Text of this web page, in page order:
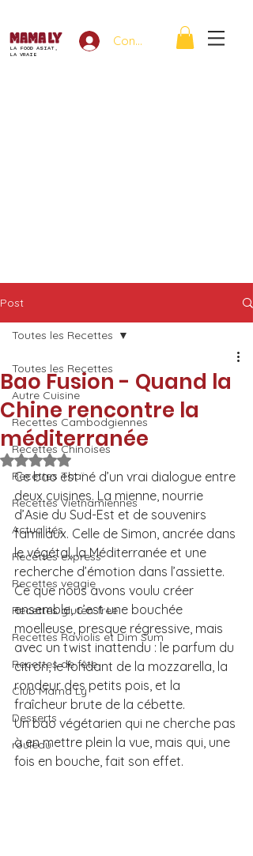
LA FOOD ASIAT,
LA VRAIE
Connexion
Post
Toutes les Recettes
Autre Cuisine
Recettes Cambodgiennes
Recettes Chinoises
Recettes Thaï
Recettes Vietnamiennes
Actualités
Recettes express
Recettes veggie
Recettes gluten-free
Recettes Raviolis et Dim Sum
Recettes de fête
Club Mama Ly
Desserts
rouleau
Toutes les Recettes
Bao Fusion - Quand la
Chine rencontre la
méditerranée
Noté NaN étoiles sur 5.
Ce bao est né d’un vrai dialogue entre
deux cuisines. La mienne, nourrie
d’Asie du Sud-Est et de souvenirs
familiaux. Celle de Simon, ancrée dans
le végétal, la Méditerranée et une
recherche d’émotion dans l’assiette.
Ce que nous avons voulu créer
ensemble, c’est une bouchée
moelleuse, presque régressive, mais
avec un twist inattendu : le parfum du
citron, le fondant de la mozzarella, la
rondeur des petits pois, et la
fraîcheur brute de la cébette.
Un bao végétarien qui ne cherche pas
à en mettre plein la vue, mais qui, une
fois en bouche, fait son effet.